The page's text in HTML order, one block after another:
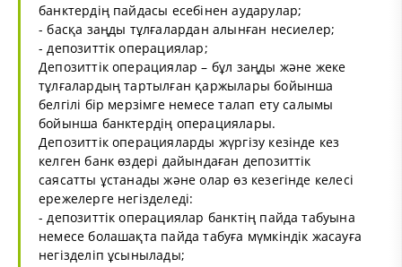
банктердің пайдасы есебінен аударулар;
- басқа заңды тұлғалардан алынған несиелер;
- депозиттік операциялар;
Депозиттік операциялар – бұл заңды және жеке
тұлғалардың тартылған қаржылары бойынша
белгілі бір мерзімге немесе талап ету салымы
бойынша банктердің операциялары.
Депозиттік операцияларды жүргізу кезінде кез
келген банк өздері дайындаған депозиттік
саясатты ұстанады және олар өз кезегінде келесі
ережелерге негізделеді:
- депозиттік операциялар банктің пайда табуына
немесе болашақта пайда табуға мүмкіндік жасауға
негізделіп ұсынылады;